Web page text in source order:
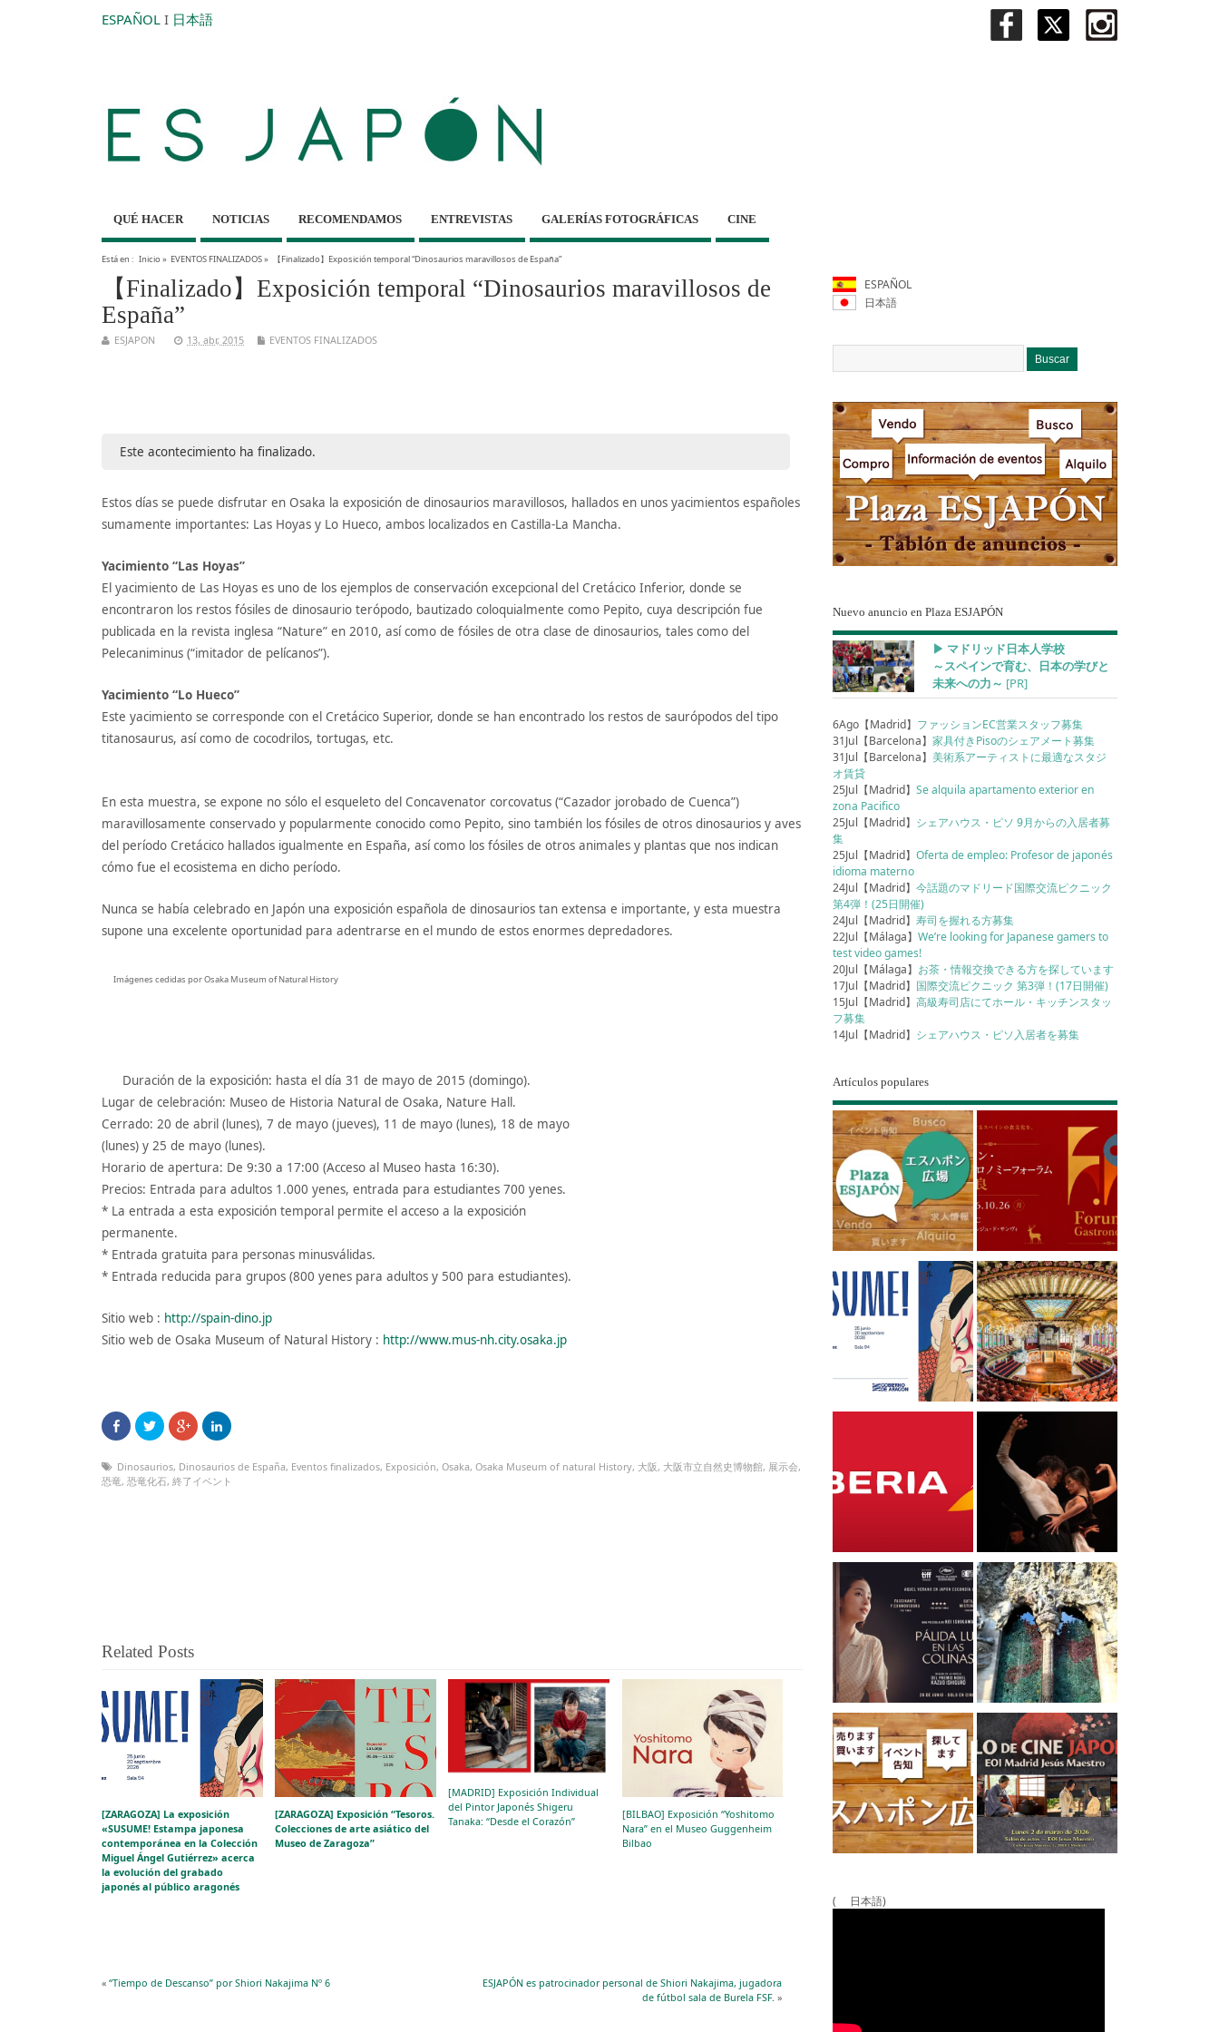
ESPAÑOL I 日本語
QUÉ HACER NOTICIAS RECOMENDAMOS ENTREVISTAS GALERÍAS FOTOGRÁFICAS CINE
Está en : Inicio» EVENTOS FINALIZADOS» 【Finalizado】Exposición temporal “Dinosaurios maravillosos de España”
【Finalizado】Exposición temporal “Dinosaurios maravillosos de
España”
ESJAPON 13, abr, 2015 EVENTOS FINALIZADOS
Este acontecimiento ha finalizado.
Estos días se puede disfrutar en Osaka la exposición de dinosaurios maravillosos, hallados en unos yacimientos españoles
sumamente importantes: Las Hoyas y Lo Hueco, ambos localizados en Castilla-La Mancha.
Yacimiento “Las Hoyas”
El yacimiento de Las Hoyas es uno de los ejemplos de conservación excepcional del Cretácico Inferior, donde se
encontraron los restos fósiles de dinosaurio terópodo, bautizado coloquialmente como Pepito, cuya descripción fue
publicada en la revista inglesa “Nature” en 2010, así como de fósiles de otra clase de dinosaurios, tales como del
Pelecaniminus (“imitador de pelícanos”).
Yacimiento “Lo Hueco”
Este yacimiento se corresponde con el Cretácico Superior, donde se han encontrado los restos de saurópodos del tipo
titanosaurus, así como de cocodrilos, tortugas, etc.
En esta muestra, se expone no sólo el esqueleto del Concavenator corcovatus (“Cazador jorobado de Cuenca”)
maravillosamente conservado y popularmente conocido como Pepito, sino también los fósiles de otros dinosaurios y aves
del período Cretácico hallados igualmente en España, así como los fósiles de otros animales y plantas que nos indican
cómo fue el ecosistema en dicho período.
Nunca se había celebrado en Japón una exposición española de dinosaurios tan extensa e importante, y esta muestra
supone una excelente oportunidad para adentrarse en el mundo de estos enormes depredadores.
Imágenes cedidas por Osaka Museum of Natural History
Duración de la exposición: hasta el día 31 de mayo de 2015 (domingo).
Lugar de celebración: Museo de Historia Natural de Osaka, Nature Hall.
Cerrado: 20 de abril (lunes), 7 de mayo (jueves), 11 de mayo (lunes), 18 de mayo
(lunes) y 25 de mayo (lunes).
Horario de apertura: De 9:30 a 17:00 (Acceso al Museo hasta 16:30).
Precios: Entrada para adultos 1.000 yenes, entrada para estudiantes 700 yenes.
* La entrada a esta exposición temporal permite el acceso a la exposición
permanente.
* Entrada gratuita para personas minusválidas.
* Entrada reducida para grupos (800 yenes para adultos y 500 para estudiantes).
Sitio web : http://spain-dino.jp
Sitio web de Osaka Museum of Natural History : http://www.mus-nh.city.osaka.jp
Dinosaurios, Dinosaurios de España, Eventos finalizados, Exposición, Osaka, Osaka Museum of natural History, 大阪, 大阪市立自然史博物館, 展示会,
恐竜, 恐竜化石, 終了イベント
Related Posts
[ZARAGOZA] La exposición
«SUSUME! Estampa japonesa
contemporánea en la Colección
Miguel Ángel Gutiérrez» acerca
la evolución del grabado
japonés al público aragonés
[ZARAGOZA] Exposición “Tesoros.
Colecciones de arte asiático del
Museo de Zaragoza”
[MADRID] Exposición Individual
del Pintor Japonés Shigeru
Tanaka: “Desde el Corazón”
[BILBAO] Exposición “Yoshitomo
Nara” en el Museo Guggenheim
Bilbao
« “Tiempo de Descanso” por Shiori Nakajima Nº 6
ESJAPÓN es patrocinador personal de Shiori Nakajima, jugadora
de fútbol sala de Burela FSF. »
ESPAÑOL
日本語
Nuevo anuncio en Plaza ESJAPÓN
▶︎ マドリッド日本人学校
～スペインで育む、日本の学びと
未来への力～ [PR]
6Ago【Madrid】 ファッションEC営業スタッフ募集
31Jul【Barcelona】家具付きPisoのシェアメート募集
31Jul【Barcelona】美術系アーティストに最適なスタジ
オ賃貸
25Jul【Madrid】Se alquila apartamento exterior en
zona Pacifico
25Jul【Madrid】 シェアハウス・ピソ 9月からの入居者募
集
25Jul【Madrid】Oferta de empleo: Profesor de japonés
idioma materno
24Jul【Madrid】今話題のマドリード国際交流ピクニック
第4弾！(25日開催)
24Jul【Madrid】寿司を握れる方募集
22Jul【Málaga】We’re looking for Japanese gamers to
test video games!
20Jul【Málaga】 お茶・情報交換できる方を探しています
17Jul【Madrid】 国際交流ピクニック 第3弾！(17日開催)
15Jul【Madrid】高級寿司店にてホール・キッチンスタッ
フ募集
14Jul【Madrid】 シェアハウス・ピソ入居者を募集
Artículos populares
( 日本語)